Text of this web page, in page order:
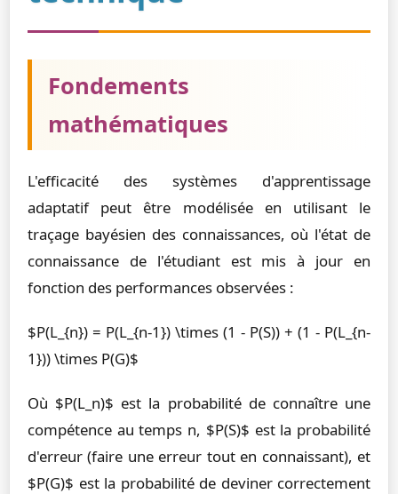
Fondements
mathématiques
L'efficacité des systèmes d'apprentissage
adaptatif peut être modélisée en utilisant le
traçage bayésien des connaissances, où l'état de
connaissance de l'étudiant est mis à jour en
fonction des performances observées :
$P(L_{n}) = P(L_{n-1}) \times (1 - P(S)) + (1 - P(L_{n-
1})) \times P(G)$
Où $P(L_n)$ est la probabilité de connaître une
compétence au temps n, $P(S)$ est la probabilité
d'erreur (faire une erreur tout en connaissant), et
$P(G)$ est la probabilité de deviner correctement